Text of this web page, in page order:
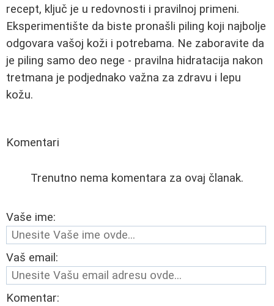
recept, ključ je u redovnosti i pravilnoj primeni.
Eksperimentište da biste pronašli piling koji najbolje
odgovara vašoj koži i potrebama. Ne zaboravite da
je piling samo deo nege - pravilna hidratacija nakon
tretmana je podjednako važna za zdravu i lepu
kožu.
Komentari
Trenutno nema komentara za ovaj članak.
Vaše ime:
Vaš email:
Komentar: